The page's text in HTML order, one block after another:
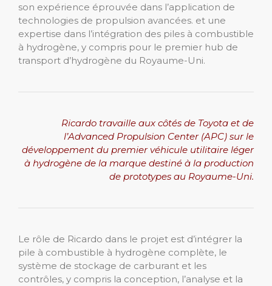
son expérience éprouvée dans l’application de
technologies de propulsion avancées. et une
expertise dans l’intégration des piles à combustible
à hydrogène, y compris pour le premier hub de
transport d’hydrogène du Royaume-Uni.
Ricardo travaille aux côtés de Toyota et de
l’Advanced Propulsion Center (APC) sur le
développement du premier véhicule utilitaire léger
à hydrogène de la marque destiné à la production
de prototypes au Royaume-Uni.
Le rôle de Ricardo dans le projet est d’intégrer la
pile à combustible à hydrogène complète, le
système de stockage de carburant et les
contrôles, y compris la conception, l’analyse et la